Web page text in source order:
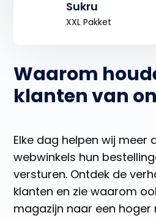
Sukru
XXL Pakket
Waarom
klanten van
Elke dag helpen wij meer
webwinkels hun
versturen. Ontdek de
klanten en zie waarom
magazijn naar een hoger